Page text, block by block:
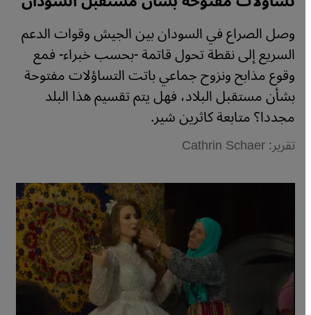
وصل الصراع في السودان بين الجيش وقوات الدعم
السريع إلى نقطة تحول قاتمة -بحسب خبراء- فمع
وقوع مذابح ونزوح جماعي باتت التساؤلات مفتوحة
بشأن مستقبل البلاد، فهل يتم تقسيم هذا البلد
مجددا؟ متابعة كاثرين شير.
تقرير: Cathrin Schaer